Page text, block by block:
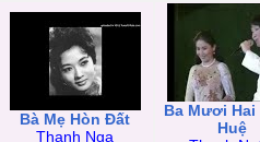
Bà Mẹ Hòn Đất
Thanh Nga
Ba Mươi
Huệ